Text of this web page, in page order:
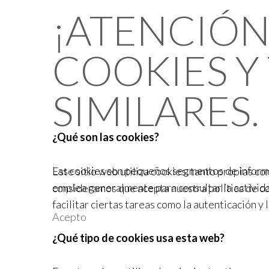
COOKIES
SIMILARES.
Este sitio web utiliza cookies, tanto propias
consideramos que acepta nuestra política de
Acepto
¿Qué son las cookies?
Las cookies son pequeños segmentos de
emplea generalmente para consultar la
facilitar ciertas tareas como la autenticación y
¿Qué tipo de cookies usa esta web?